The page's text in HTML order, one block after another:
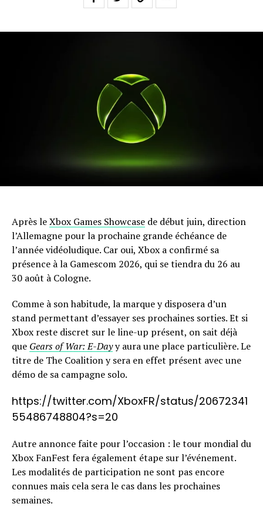
Après leXbox Games Showcase de début juin, direction
l’Allemagne pour la prochaine grande échéance de
l’année vidéoludique. Car oui, Xbox a confirmé sa
présence à la Gamescom 2026, qui se tiendra du 26 au
30 août à Cologne.
Comme à son habitude, la marque y disposera d’un
stand permettant d’essayer ses prochaines sorties. Et si
Xbox reste discret sur le line-up présent, on sait déjà
que Gears of War: E-Dayy aura une place particulière. Le
titre de The Coalition y sera en effet présent avec une
démo de sa campagne solo.
https://twitter.com/XboxFR/status/20672341
55486748804?s=20
Autre annonce faite pour l’occasion : le tour mondial du
Xbox FanFest fera également étape sur l’événement.
Les modalités de participation ne sont pas encore
connues mais cela sera le cas dans les prochaines
semaines.